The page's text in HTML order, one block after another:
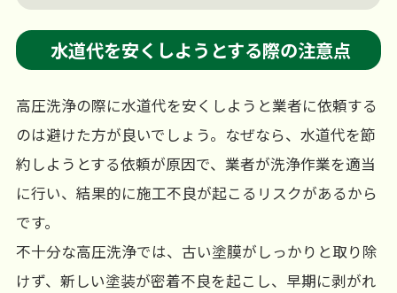
水道代を安くしようとする際の注意点
高圧洗浄の際に水道代を安くしようと業者に依頼する
のは避けた方が良いでしょう。なぜなら、水道代を節
約しようとする依頼が原因で、業者が洗浄作業を適当
に行い、結果的に施工不良が起こるリスクがあるから
です。
不十分な高圧洗浄では、古い塗膜がしっかりと取り除
けず、新しい塗装が密着不良を起こし、早期に剥がれ